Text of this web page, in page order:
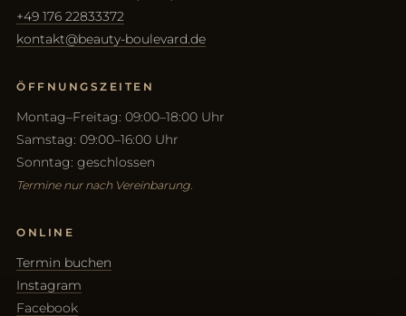
+49 176 22833372
kontakt@beauty-boulevard.de
ÖFFNUNGSZEITEN
Montag–Freitag: 09:00–18:00 Uhr
Samstag: 09:00–16:00 Uhr
Sonntag: geschlossen
Termine nur nach Vereinbarung.
ONLINE
Termin buchen
Instagram
Facebook